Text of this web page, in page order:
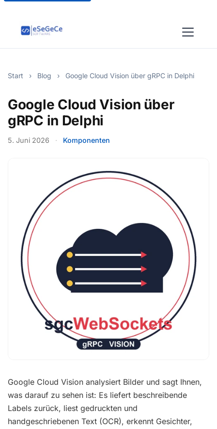
Start › Blog › Google Cloud Vision über gRPC in Delphi
Google Cloud Vision über
gRPC in Delphi
5. Juni 2026 · Komponenten
Google Cloud Vision analysiert Bilder und sagt Ihnen,
was darauf zu sehen ist: Es liefert beschreibende
Labels zurück, liest gedruckten und
handgeschriebenen Text (OCR), erkennt Gesichter,